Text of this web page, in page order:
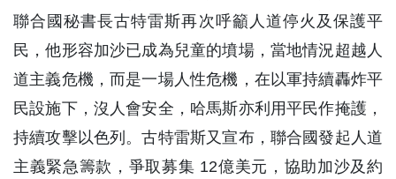
聯合國秘書長古特雷斯再次呼籲人道停火及保護平
民，他形容加沙已成為兒童的墳場，當地情況超越人
道主義危機，而是一場人性危機，在以軍持續轟炸平
民設施下，沒人會安全，哈馬斯亦利用平民作掩護，
持續攻擊以色列。古特雷斯又宣布，聯合國發起人道
主義緊急籌款，爭取募集 12億美元，協助加沙及約